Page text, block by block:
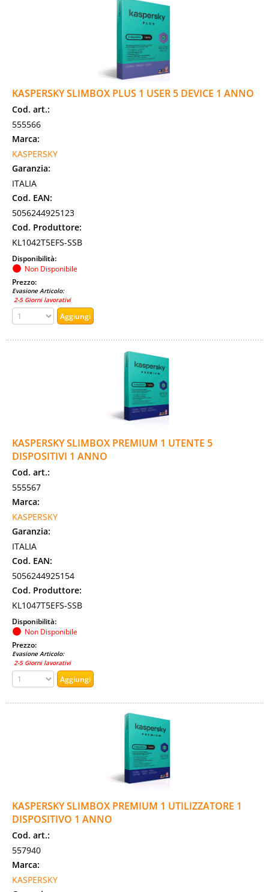
KASPERSKY SLIMBOX PLUS 1 USER 5 DEVICE 1 ANNO
Cod. art.:
555566
Marca:
KASPERSKY
Garanzia:
ITALIA
Cod. EAN:
5056244925123
Cod. Produttore:
KL1042T5EFS-SSB
Disponibilità:
Non Disponibile
Prezzo:
Evasione Articolo:
2-5 Giorni lavorativi
KASPERSKY SLIMBOX PREMIUM 1 UTENTE 5
DISPOSITIVI 1 ANNO
Cod. art.:
555567
Marca:
KASPERSKY
Garanzia:
ITALIA
Cod. EAN:
5056244925154
Cod. Produttore:
KL1047T5EFS-SSB
Disponibilità:
Non Disponibile
Prezzo:
Evasione Articolo:
2-5 Giorni lavorativi
KASPERSKY SLIMBOX PREMIUM 1 UTILIZZATORE 1
DISPOSITIVO 1 ANNO
Cod. art.:
557940
Marca:
KASPERSKY